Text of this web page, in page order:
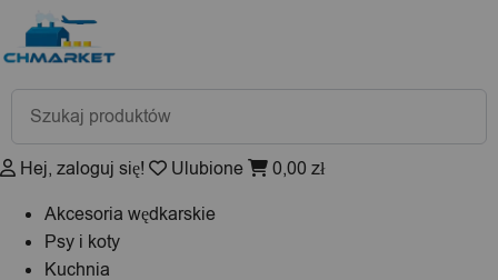
Wyszukiwarka
produktów
Hej, zaloguj się! Ulubione 0,00 zł
Akcesoria wędkarskie
Psy i koty
Kuchnia